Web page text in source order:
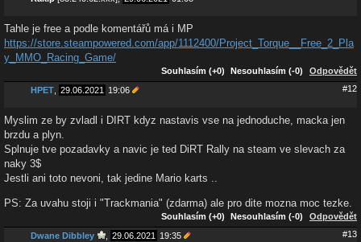
Tahle je free a podle komentářů má i MP
https://store.steampowered.com/app/1112400/Project_Torque__Free_2_Pla
y_MMO_Racing_Game/
Souhlasím (+0) Nesouhlasím (-0) Odpovědět
HPET 29.06.2021 19:06 #12
Myslim ze by zvladl i DIRT kdyz nastavis vse na jednoduche, macka jen
brzdu a plyn.
Splnuje tve pozadavky a navic je ted DiRT Rally na steam ve slevach za
naky 3$
Jestli ani toto nevoni, tak jedine Mario karts ..
PS: Za uvahu stoji i "Trackmania" (zdarma) ale pro dite mozna moc tezke.
Souhlasím (+0) Nesouhlasím (-0) Odpovědět
Dwane Dibbley 29.06.2021 19:35 #13